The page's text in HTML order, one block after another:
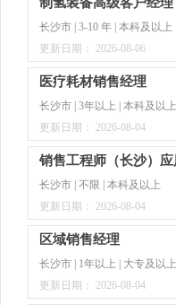
长沙市 | 3-10 年 | 本科及以上
更新日期： 2026-08-06
医疗耗材销售经理
长沙市 | 3年以上 | 本科及以上
更新日期： 2026-08-04
销售工程师（长沙）应
长沙市 | 不限 | 本科及以上
更新日期： 2026-08-04
区域销售经理
长沙市 | 1年以上 | 大专及以上
更新日期： 2026-08-04